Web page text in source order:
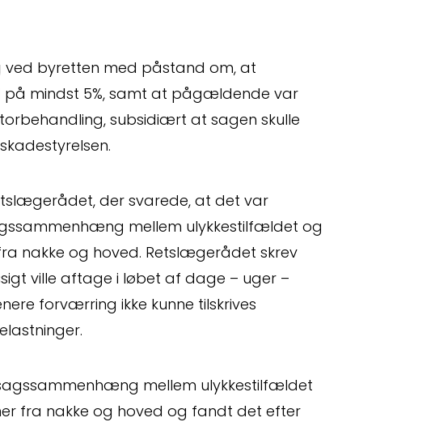
ved byretten med påstand om, at
på mindst 5%, samt at pågældende var
subsidiært at sagen skulle
der svarede, at det var
mellem ulykkestilfældet og
nakke og hoved. Retslægerådet skrev
ville aftage i løbet af dage – uger –
forværring ikke kunne tilskrives
mellem ulykkestilfældet
fra nakke og hoved og fandt det efter